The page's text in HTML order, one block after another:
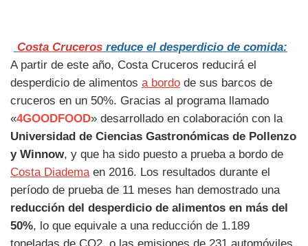
Costa Cruceros reduce el desperdicio de comida:
A partir de este año, Costa Cruceros reducirá el
desperdicio de alimentos a bordo de sus barcos de
cruceros en un 50%. Gracias al programa llamado
«4GOODFOOD» desarrollado en colaboración con la
Universidad de Ciencias Gastronómicas de Pollenzo
y Winnow, y que ha sido puesto a prueba a bordo de
Costa Diadema en 2016. Los resultados durante el
período de prueba de 11 meses han demostrado una
reducción del desperdicio de alimentos en más del
50%, lo que equivale a una reducción de 1.189
toneladas de CO2, o las emisiones de 231 automóviles